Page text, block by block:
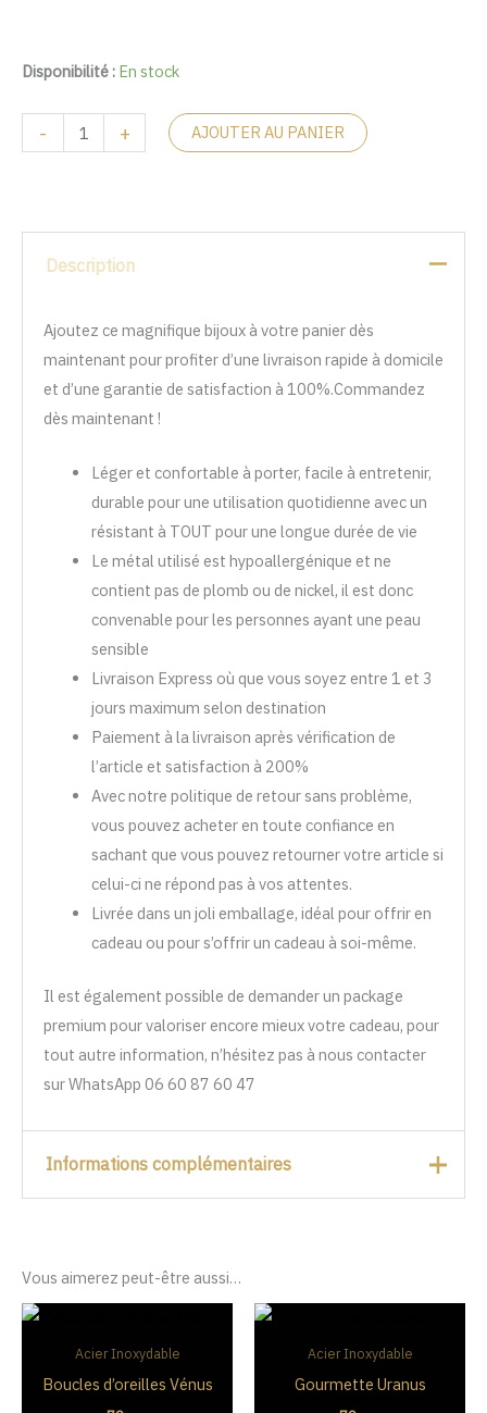
Disponibilité : En stock
- + AJOUTER AU PANIER
Description
Ajoutez ce magnifique bijoux à votre panier dès
maintenant pour profiter d’une livraison rapide à domicile
et d’une garantie de satisfaction à 100%.Commandez
dès maintenant !
Léger et confortable à porter, facile à entretenir,
durable pour une utilisation quotidienne avec un
résistant à TOUT pour une longue durée de vie
Le métal utilisé est hypoallergénique et ne
contient pas de plomb ou de nickel, il est donc
convenable pour les personnes ayant une peau
sensible
Livraison Express où que vous soyez entre 1 et 3
jours maximum selon destination
Paiement à la livraison après vérification de
l’article et satisfaction à 200%
Avec notre politique de retour sans problème,
vous pouvez acheter en toute confiance en
sachant que vous pouvez retourner votre article si
celui-ci ne répond pas à vos attentes.
Livrée dans un joli emballage, idéal pour offrir en
cadeau ou pour s’offrir un cadeau à soi-même.
Il est également possible de demander un package
premium pour valoriser encore mieux votre cadeau, pour
tout autre information, n’hésitez pas à nous contacter
sur WhatsApp 06 60 87 60 47
Informations complémentaires
Vous aimerez peut-être aussi…
Acier Inoxydable
Boucles d’oreilles Vénus
Acier Inoxydable
Gourmette Uranus